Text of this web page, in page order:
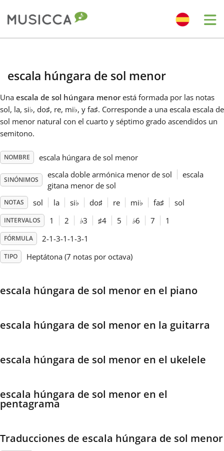
Български
Dansk
English
Français
Polski
Português
escala húngara de sol menor
Una escala de sol húngara menorestá formada por las notas
sol, la, si♭, do♯, re, mi♭, y fa♯. Corresponde a una escala escala de
sol menor natural con el cuarto y séptimo grado ascendidos un
semitono.
NOMBRE escala húngara de sol menor
SINÓNIMOS
escala doble armónica menor de sol
escala
gitana menor de sol
NOTAS sol la si♭ do♯ re mi♭ fa♯ sol
INTERVALOS 1 2 ♭3 ♯4 5 ♭6 7 1
FÓRMULA 2-1-3-1-1-3-1
TIPO Heptátona (7 notas por octava)
escala húngara de sol menor en el piano
escala húngara de sol menor en la guitarra
escala húngara de sol menor en el ukelele
escala húngara de sol menor en el
pentagrama
Traducciones de escala húngara de sol menor